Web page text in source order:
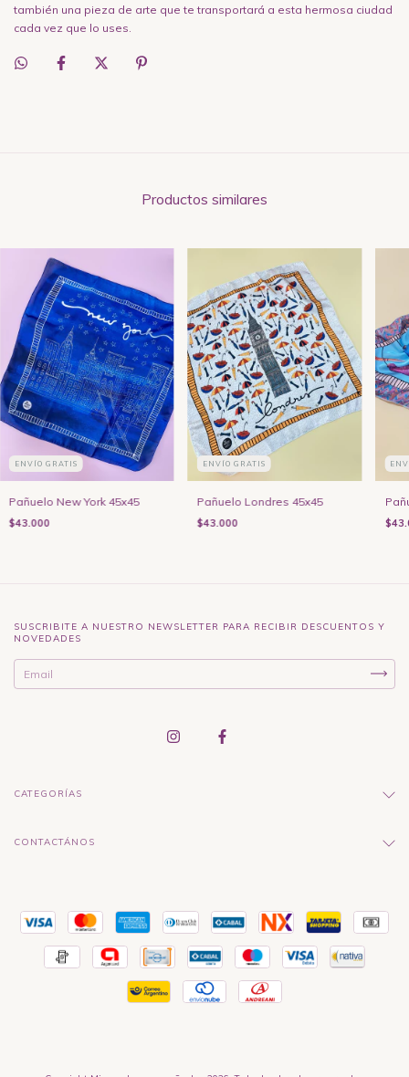
también una pieza de arte que te transportará a esta hermosa ciudad
cada vez que lo uses.
Productos similares
ENVÍO GRATIS
Pañuelo New York 45x45
$43.000
ENVÍO GRATIS
Pañuelo Londres 45x45
$43.000
SUSCRIBITE A NUESTRO NEWSLETTER PARA RECIBIR DESCUENTOS Y
NOVEDADES
CATEGORÍAS
CONTACTÁNOS